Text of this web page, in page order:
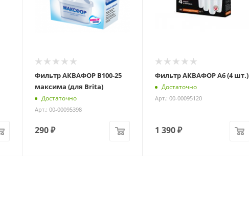
Фильтр АКВАФОР В100-25
максима (для Brita)
Достаточно
Арт.: 00-00095398
290₽
Фильтр АКВАФОР А6 (4 шт.)
Достаточно
Арт.: 00-00095120
1 390₽